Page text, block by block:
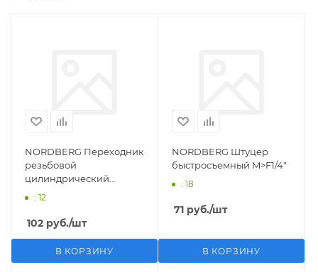
NORDBERG Переходник
резьбовой
цилиндрический
M1/2">F1/4"
: 12
102 руб./шт
В КОРЗИНУ
NORDBERG Штуцер
быстросъемный M>F1/4"
: 18
71 руб./шт
В КОРЗИНУ